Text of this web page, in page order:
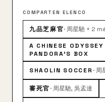
COMPARTEN ELENCO
九品芝麻官· 周星馳 + 2
A CHINESE
PANDORA'S BOX
SHAOLIN SOCCER · 周
審死官· 周星馳, 吳孟達